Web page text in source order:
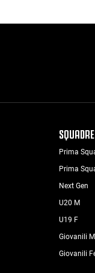
SQUADRE
Prima
Prima
Next Gen
U20 M
U19 F
Giovanili
Giovanili